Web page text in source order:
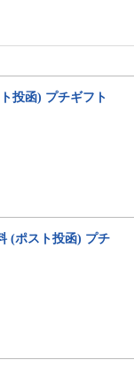
投函) プチギフト
(ポスト投函) プチ